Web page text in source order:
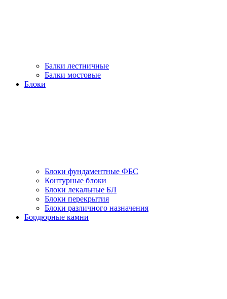
Балки лестничные
Балки мостовые
Блоки
Блоки фундаментные ФБС
Контурные блоки
Блоки лекальные БЛ
Блоки перекрытия
Блоки различного назначения
Бордюрные камни